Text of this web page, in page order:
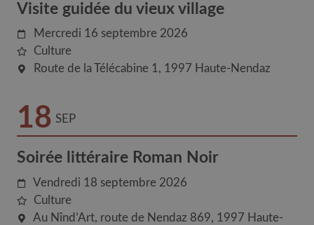
Visite guidée du vieux village
Mercredi 16 septembre 2026
Culture
Route de la Télécabine 1 1997 Haute-Nendaz
18 SEP
Soirée littéraire Roman Noir
Vendredi 18 septembre 2026
Culture
Au Nînd’Art, route de Nendaz 869 1997 Haute-